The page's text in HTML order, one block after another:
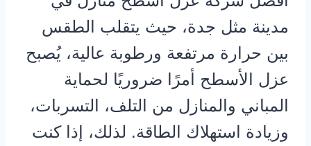
مدينة مثل جدة، حيث يتقلب الطقس
بين حرارة مرتفعة ورطوبة عالية، يُصبح
عزل الأسطح أمرًا ضروريًا لحماية
المباني والمنازل من التلف، التسربات،
وزيادة استهلاك الطاقة. لذلك، إذا كنت